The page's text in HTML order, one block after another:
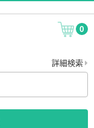
0
詳細検索